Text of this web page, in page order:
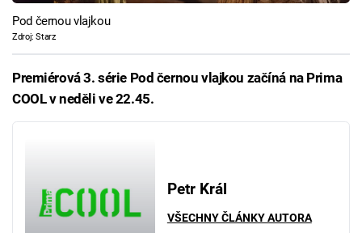
Pod černou vlajkou
Zdroj: Starz
Premiérová 3. série Pod černou vlajkou začíná na Prima
COOL v neděli ve 22.45.
Petr Král
VŠECHNY ČLÁNKY AUTORA